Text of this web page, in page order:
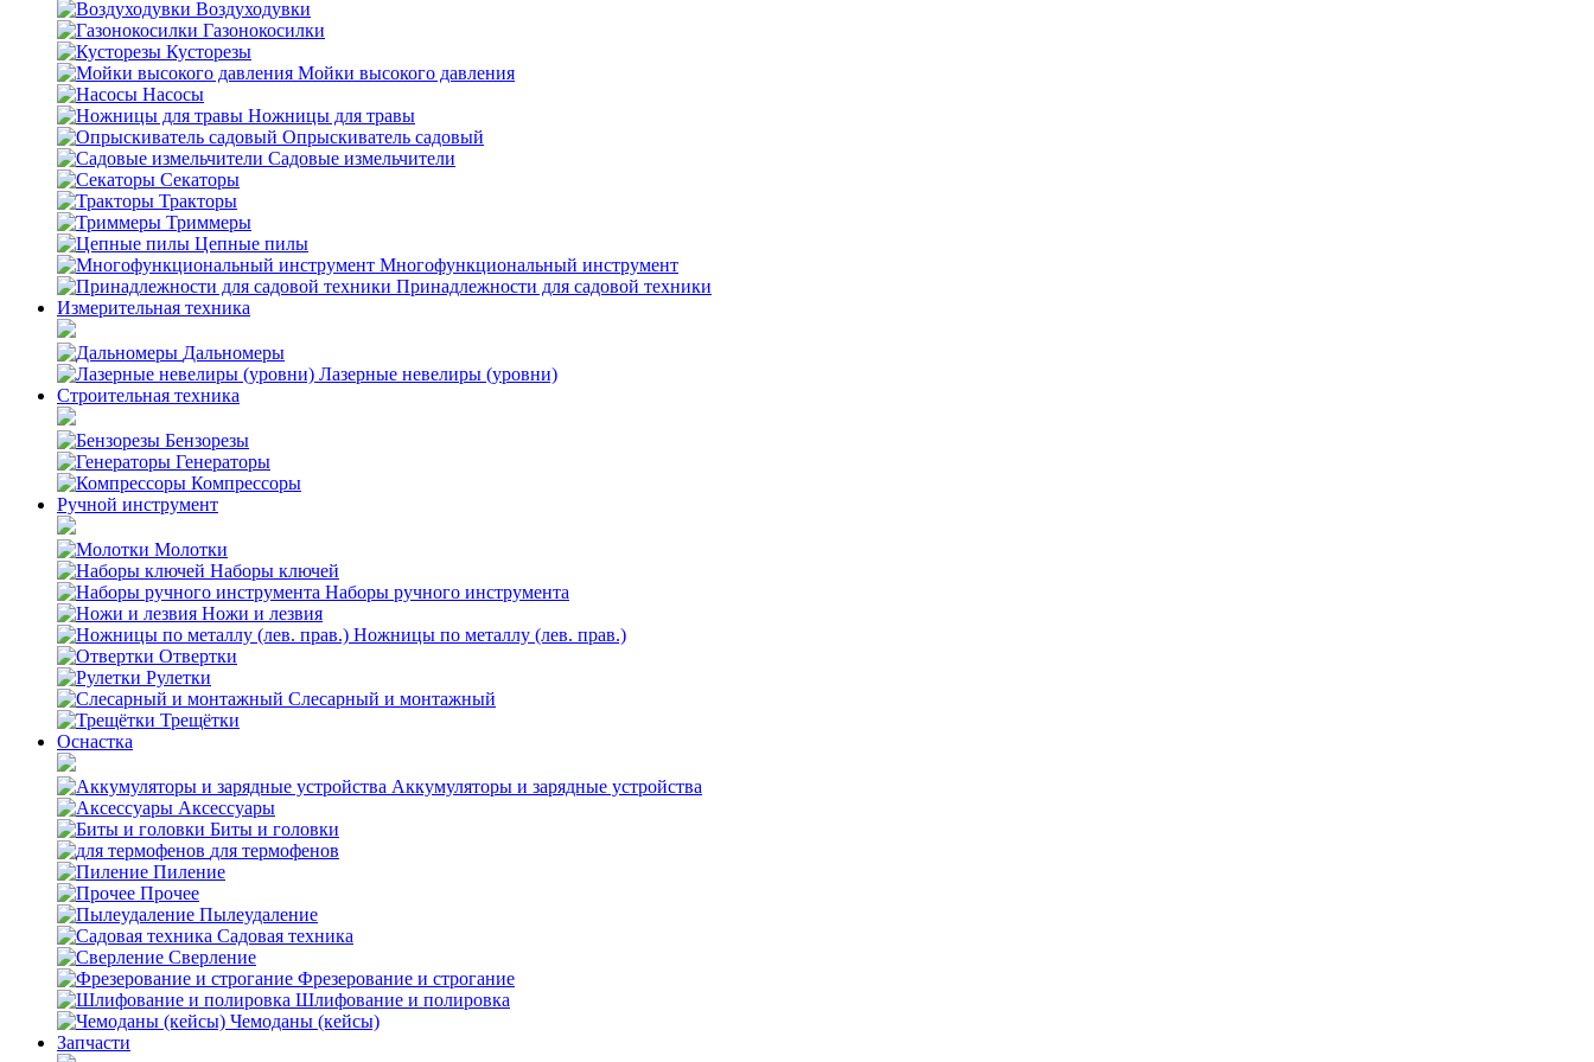
Воздуходувки
Газонокосилки
Кусторезы
Мойки высокого давления
Насосы
Ножницы для травы
Опрыскиватель садовый
Садовые измельчители
Секаторы
Тракторы
Триммеры
Цепные пилы
Многофункциональный инструмент
Принадлежности для садовой техники
Измерительная техника
Дальномеры
Лазерные невелиры (уровни)
Строительная техника
Бензорезы
Генераторы
Компрессоры
Ручной инструмент
Молотки
Наборы ключей
Наборы ручного инструмента
Ножи и лезвия
Ножницы по металлу (лев. прав.)
Отвертки
Рулетки
Слесарный и монтажный
Трещётки
Оснастка
Аккумуляторы и зарядные устройства
Аксессуары
Биты и головки
для термофенов
Пиление
Прочее
Пылеудаление
Садовая техника
Сверление
Фрезерование и строгание
Шлифование и полировка
Чемоданы (кейсы)
Запчасти